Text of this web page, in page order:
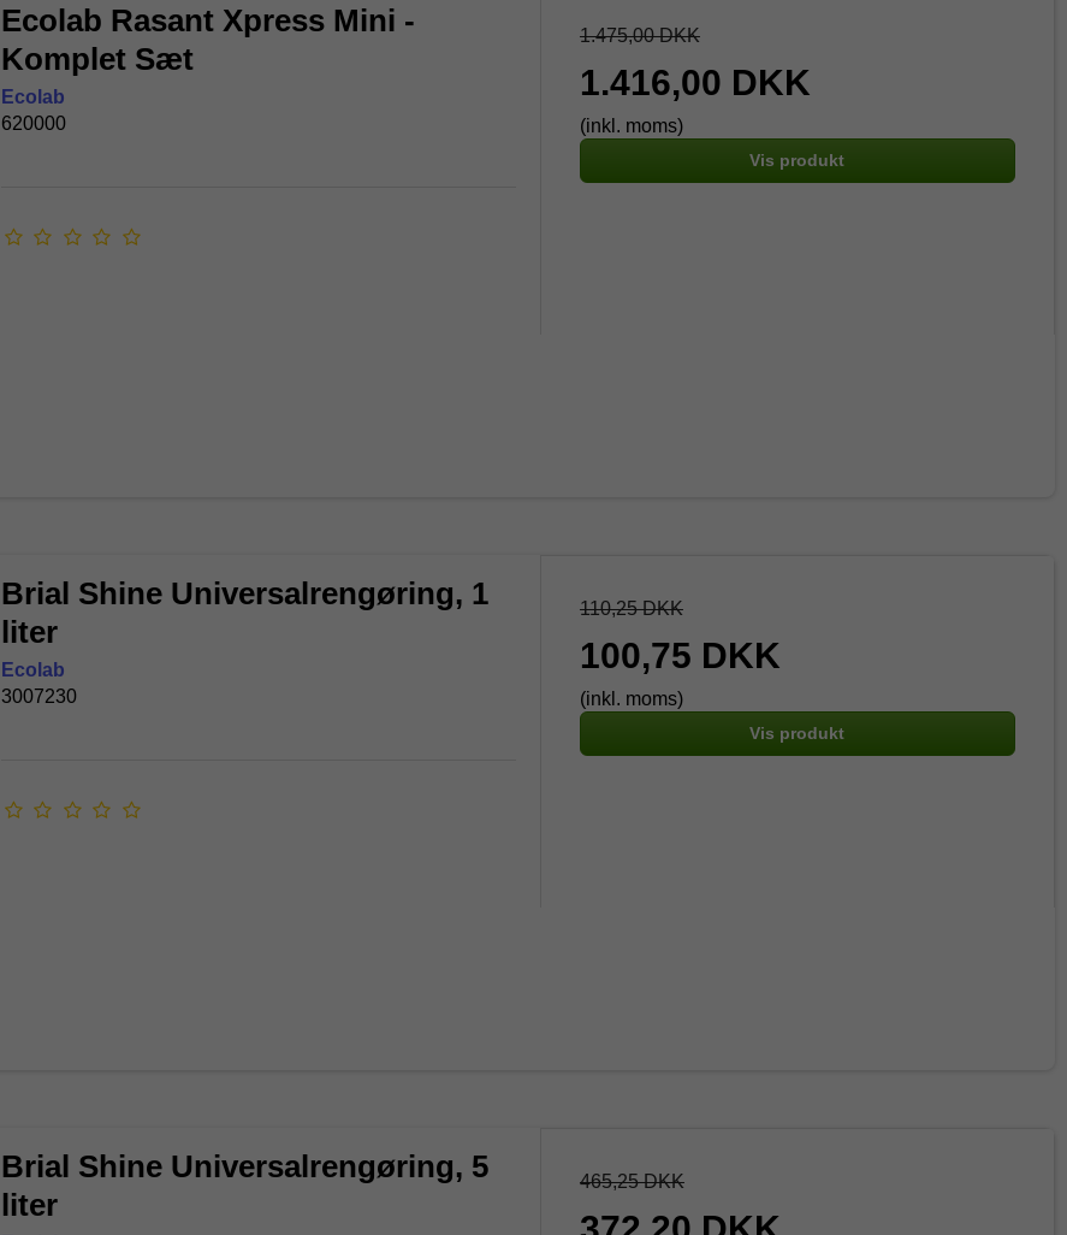
Ecolab Rasant Xpress Mini -
Komplet Sæt
Ecolab
620000
1.475,00 DKK
1.416,00 DKK
(inkl. moms)
Vis produkt
Brial Shine Universalrengøring, 1
liter
Ecolab
3007230
110,25 DKK
100,75 DKK
(inkl. moms)
Vis produkt
Brial Shine Universalrengøring, 5
liter
465,25 DKK